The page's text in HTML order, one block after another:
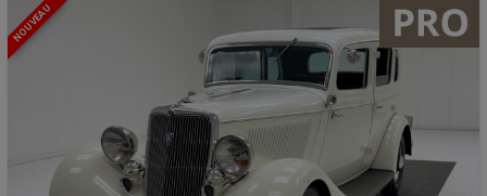
NOUVEAU